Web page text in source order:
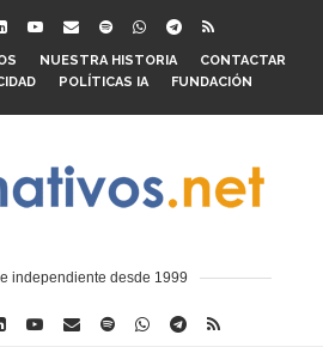
NUESTRA HISTORIA
CONTACTAR
POLÍTICAS IA FUNDACIÓN
independiente desde 1999